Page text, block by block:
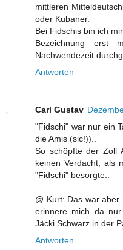
mittleren
oder Kubaner.
Bei Fidschis bin ich
Bezeichnung erst
Nachwendezeit
Antworten
Carl Gustav
"Fidschi" war nur ein
die Amis (sic!))..
So schöpfte der Zoll
keinen Verdacht, als
"Fidschi" besorgte..
@ Kurt: Das war
erinnere mich da
Jäcki Schwarz in der
Antworten